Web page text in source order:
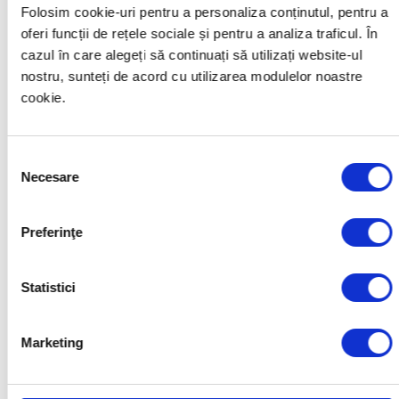
Folosim cookie-uri pentru a personaliza conținutul, pentru a
oferi funcții de rețele sociale și pentru a analiza traficul. În
cazul în care alegeți să continuați să utilizați website-ul
nostru, sunteți de acord cu utilizarea modulelor noastre
cookie.
consimțământului
Necesare
Preferinţe
Statistici
Marketing
vitezei